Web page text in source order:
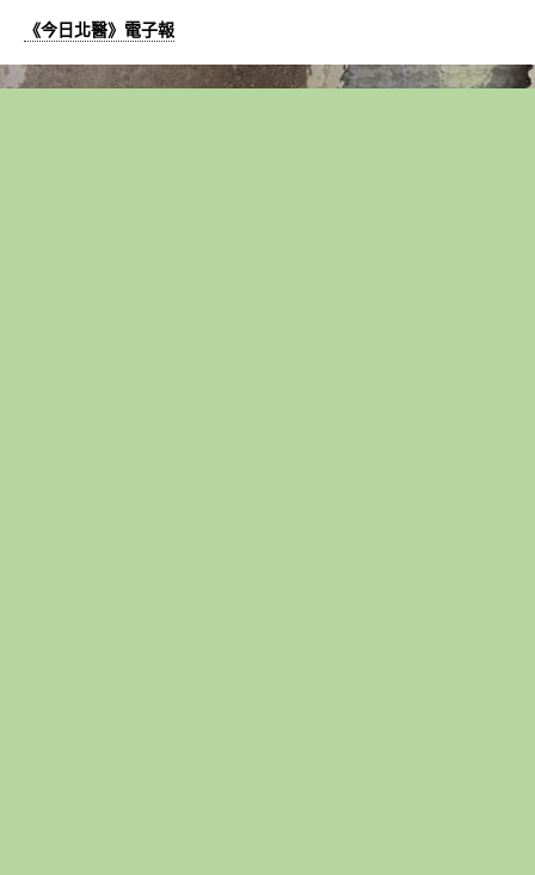
《今日北醫》電子報